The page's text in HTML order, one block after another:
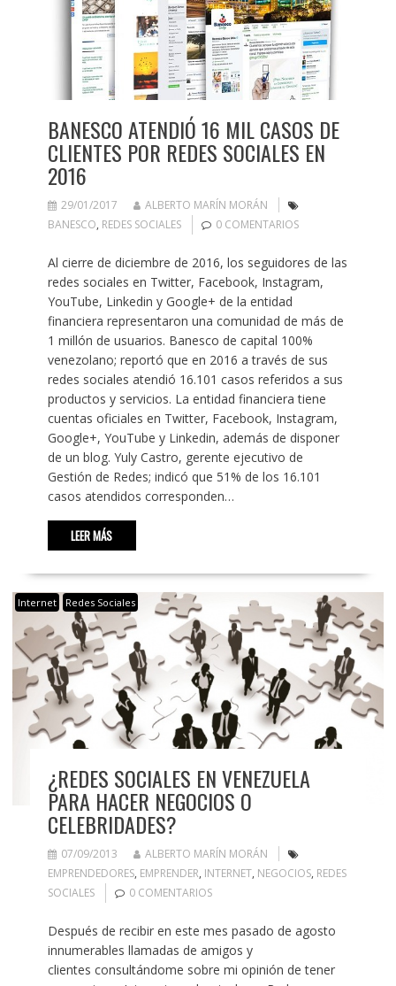
BANESCO ATENDIÓ 16 MIL CASOS DE
CLIENTES POR REDES SOCIALES EN
2016
29/01/2017
ALBERTO MARÍN MORÁN
BANESCO, REDES SOCIALES 0 COMENTARIOS
Al cierre de diciembre de 2016, los seguidores de las
redes sociales en Twitter, Facebook, Instagram,
YouTube, Linkedin y Google+ de la entidad
financiera representaron una comunidad de más de
1 millón de usuarios. Banesco de capital 100%
venezolano; reportó que en 2016 a través de sus
redes sociales atendió 16.101 casos referidos a sus
productos y servicios. La entidad financiera tiene
cuentas oficiales en Twitter, Facebook, Instagram,
Google+, YouTube y Linkedin, además de disponer
de un blog. Yuly Castro, gerente ejecutivo de
Gestión de Redes; indicó que 51% de los 16.101
casos atendidos corresponden…
LEER MÁS
Internet Redes Sociales
¿REDES SOCIALES EN VENEZUELA
PARA HACER NEGOCIOS O
CELEBRIDADES?
07/09/2013
ALBERTO MARÍN MORÁN
EMPRENDEDORES, EMPRENDER, INTERNET, NEGOCIOS, REDES
SOCIALES
0 COMENTARIOS
Después de recibir en este mes pasado de agosto
innumerables llamadas de amigos y
clientes consultándome sobre mi opinión de tener